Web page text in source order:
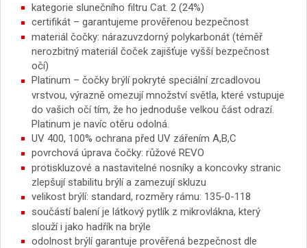
kategorie slunečního filtru Cat. 2 (24%)
certifikát – garantujeme prověřenou bezpečnost
materiál čočky: nárazuvzdorný polykarbonát (téměř
nerozbitný materiál čoček zajišťuje vyšší bezpečnost
očí)
Platinum – čočky brýlí pokryté speciální zrcadlovou
vrstvou, výrazně omezují množství světla, které vstupuje
do vašich očí tím, že ho jednoduše velkou část odrazí.
Platinum je navíc otěru odolná.
UV 400, 100% ochrana před UV zářením A,B,C
povrchová úprava čočky: růžové REVO
protiskluzové a nastavitelné nosníky a koncovky stranic
zlepšují stabilitu brýlí a zamezují skluzu
velikost brýlí: standard, rozměry rámu: 135-0-118
součástí balení je látkový pytlík z mikrovlákna, který
slouží i jako hadřík na brýle
odolnost brýlí garantuje prověřená bezpečnost dle